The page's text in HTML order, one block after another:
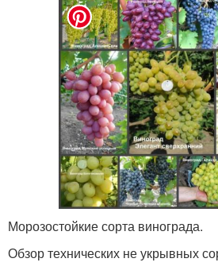
Морозостойкие сорта винограда.
Обзор технических не укрывных